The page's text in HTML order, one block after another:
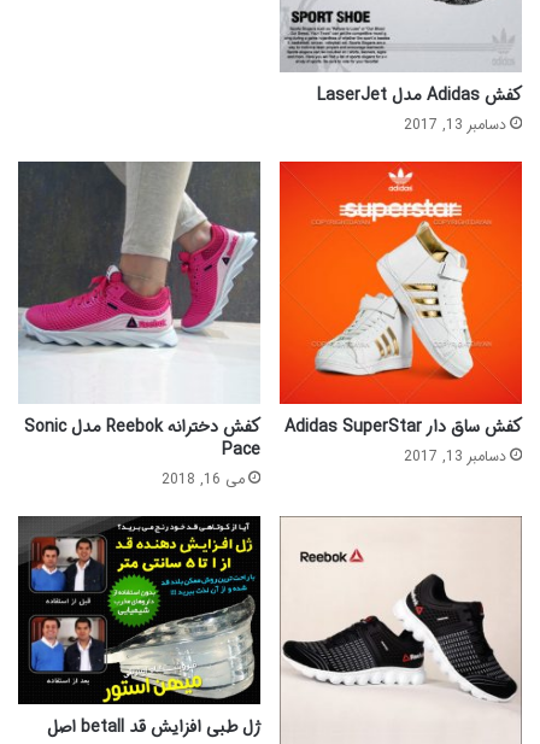
کفش Adidas مدل LaserJet
دسامبر 13, 2017
کفش ساق دار Adidas SuperStar
دسامبر 13, 2017
کفش دخترانه Reebok مدل Sonic
Pace
می 16, 2018
ژل طبی افزایش قد betall اصل